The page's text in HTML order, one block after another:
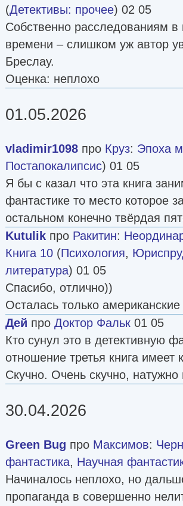
(Детективы: прочее) 02 05
Собственно расследованиям
времени – слишком уж автор
Бреслау.
Оценка: неплохо
01.05.2026
vladimir1098 про Круз: Эпоха
Постапокалипсис) 01 05
Я бы с казал что эта книга
фантастике то место которое
остальном конечно твёрдая
Kutulik про Ракитин:
Книга 10 (Психология,
литература) 01 05
Спасибо, отлично))
Осталась только
Дей про Доктор Фальк 01 05
Кто сунул это в детективную
отношение третья книга имеет
Скучно. Очень скучно, натужно
30.04.2026
Green Bug про Максимов:
фантастика, Научная
Начиналось неплохо, но
пропаганда в совершенно